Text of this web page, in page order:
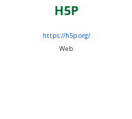
H5P
https://h5p.org/
Web